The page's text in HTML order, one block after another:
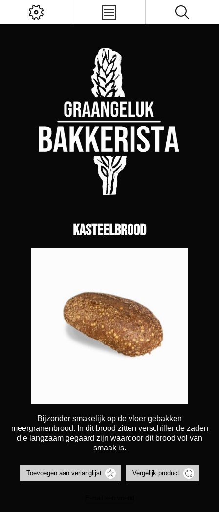
kasteelbrood
Bijzonder smakelijk op de vloer gebakken
meergranenbrood. In dit brood zitten verschillende zaden
die langzaam gegaard zijn waardoor dit brood vol van
smaak is.